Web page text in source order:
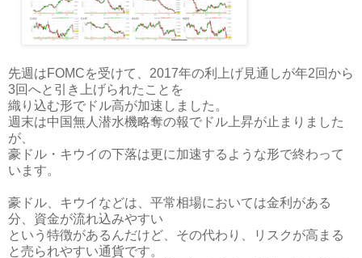
先週はFOMCを受けて、2017年の利上げ見通しが年2回から
3回へと引き上げられたことを
織り込む形でドル高が加速しました。
週末は中国無人潜水機略奪の報でドル上昇が止まりました
が、
豪ドル・キウイの下落は更に加速するような形で終わって
います。
豪ドル、キウイなどは、平常相場においては金利がある
分、資金が流れ込みやすい
という特徴があるんだけど、その代わり、リスクが高まる
と売られやすい通貨です。